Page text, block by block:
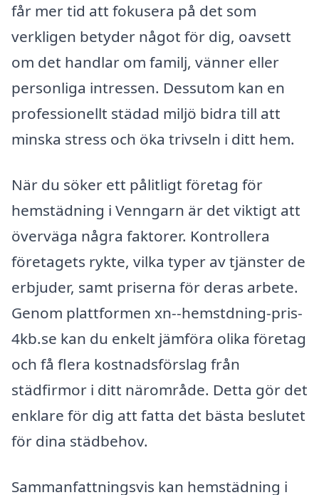
får mer tid att fokusera på det som
verkligen betyder något för dig, oavsett
om det handlar om familj, vänner eller
personliga intressen. Dessutom kan en
professionellt städad miljö bidra till att
minska stress och öka trivseln i ditt hem.
När du söker ett pålitligt företag för
hemstädning i Venngarn är det viktigt att
överväga några faktorer. Kontrollera
företagets rykte, vilka typer av tjänster de
erbjuder, samt priserna för deras arbete.
Genom plattformen xn--hemstdning-pris-
4kb.se kan du enkelt jämföra olika företag
och få flera kostnadsförslag från
städfirmor i ditt närområde. Detta gör det
enklare för dig att fatta det bästa beslutet
för dina städbehov.
Sammanfattningsvis kan hemstädning i